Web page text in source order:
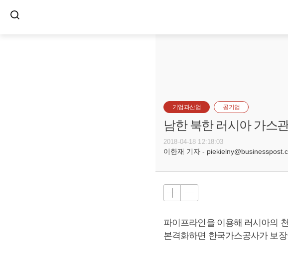
기업과산업 공기업
남한 북한 러시아 가스
2018-04-18 12:18:03
이한재 기자 -
파이프라인을 이용해 러시아의
본격화하면 한국가스공사가 보